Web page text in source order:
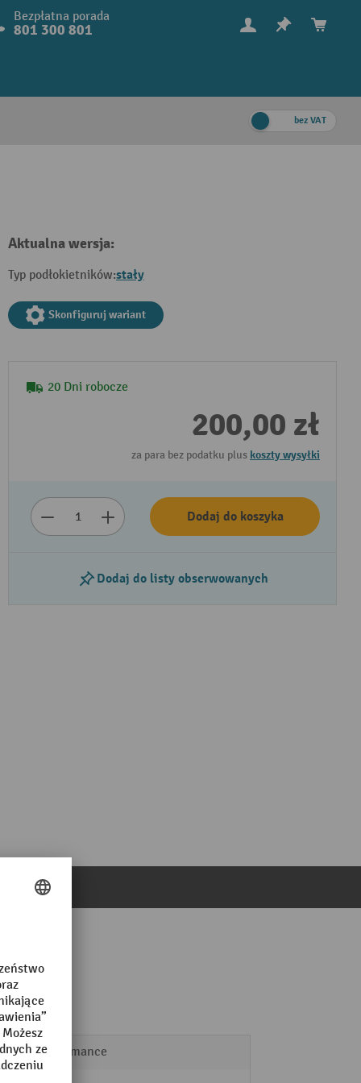
Bezpłatna porada
801 300 801
bez VAT
Aktualna wersja:
Typ podłokietników:stały
Skonfiguruj wariant
20 Dni robocze
200,00 zł
za para bez podatku plus koszty wysyłki
Dodaj do koszyka
Dodaj do listy obserwowanych
Performance